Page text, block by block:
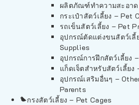
ผลิตภัณฑ์ทำความสะอาด
กระเป๋าสัตว์เลี้ยง – Pet
รถเข็นสัตว์เลี้ยง – Pet
อุปกรณ์ตัดแต่งขนสัตว์เลี้
Supplies
อุปกรณ์การฝึกสัตว์เลี้ยง
แก็ดเจ็ตสำหรับสัตว์เลี้ยง
อุปกรณ์เสริมอื่นๆ –
Parents
กรงสัตว์เลี้ยง – Pet Cages